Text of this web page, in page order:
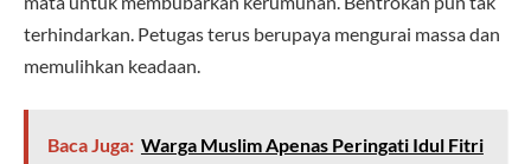
terhindarkan. Petugas terus berupaya mengurai massa dan
memulihkan keadaan.
Baca Juga: Warga Muslim Apenas Peringati Idul Fitri